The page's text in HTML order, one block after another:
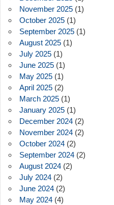
November 2025(1)
October 2025(1)
September 2025(1)
August 2025(1)
July 2025(1)
June 2025(1)
May 2025(1)
April 2025(2)
March 2025(1)
January 2025(1)
December 2024(2)
November 2024(2)
October 2024(2)
September 2024(2)
August 2024(2)
July 2024(2)
June 2024(2)
May 2024(4)